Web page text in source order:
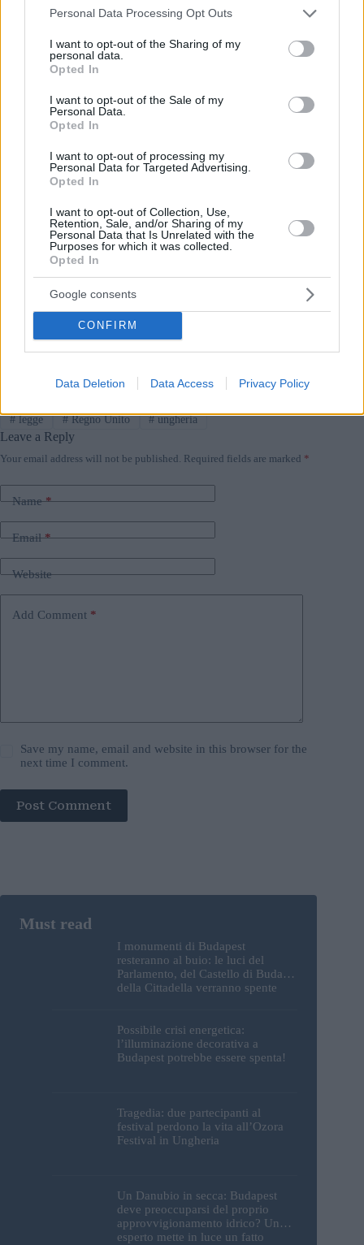
Please note that this website/app uses one or more Google
not limited to your visit or usage behaviour. You may click to
grant or deny consent to Google and its third-party tags to
use your data for below specified purposes in below Google
consent section.
Personal Data Processing Opt Outs
I want to opt-out of the Sharing of my
personal data.
Opted In
I want to opt-out of the Sale of my
Personal Data.
Opted In
I want to opt-out of processing my
Personal Data for Targeted Advertising.
Opted In
I want to opt-out of Collection, Use,
Retention, Sale, and/or Sharing of my
Personal Data that Is Unrelated with the
Purposes for which it was collected.
Opted In
Google consents
CONFIRM
Data Deletion Data Access Privacy Policy
Un giudice, che non ha voluto essere nominato, ha affermato
che la maggior parte dei casi sono equi. Ma i casi
di giudici “leyal che prenderà decisioni a favore del governo.”
cercare di essere indipendente, puoi fare del tuo meglio, ma
sai che c’è una perdita nel sistema in cui esce acqua, ha detto
il giudice”. I richiedenti asilo, le persone LGBTQ+, le ONG
perché spesso vengono messi in difficoltà nella legislatura
Index.hu scrive.
Leggi anche
L’Ungheria ha avuto successo: la Russia
consegna più gas!
#legge #Regno Unito #ungheria
Leave a Reply
Your email address will not be published. Required fields are marked *
Name*
Email*
Website
Add Comment *
Save my name, email and website in this browser for the
next time I comment.
Post Comment
I monumenti di Budapest
resteranno al buio: le luci del
Parlamento, del Castello di Buda e
della Cittadella verranno spente
Possibile crisi energetica:
l’illuminazione decorativa a
Budapest potrebbe essere spenta!
Tragedia: due partecipanti al
festival perdono la vita all’Ozora
Festival in Ungheria
Un Danubio in secca: Budapest
deve preoccuparsi del proprio
approvvigionamento idrico? Un
esperto mette in luce un fatto